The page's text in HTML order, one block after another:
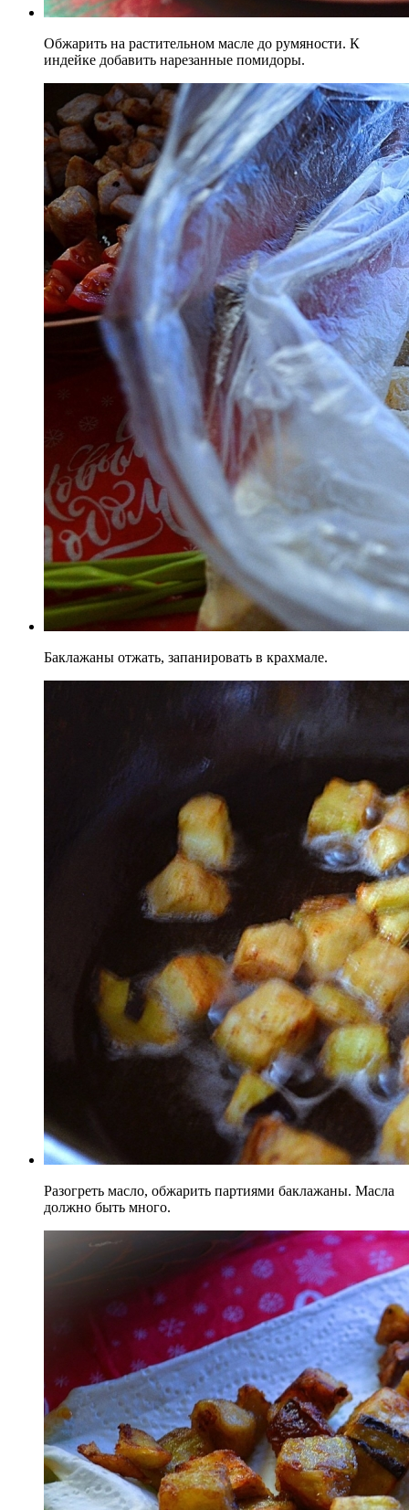
Обжарить на растительном масле до румяности. К
индейке добавить нарезанные помидоры.
Баклажаны отжать, запанировать в крахмале.
Разогреть масло, обжарить партиями баклажаны. Масла
должно быть много.